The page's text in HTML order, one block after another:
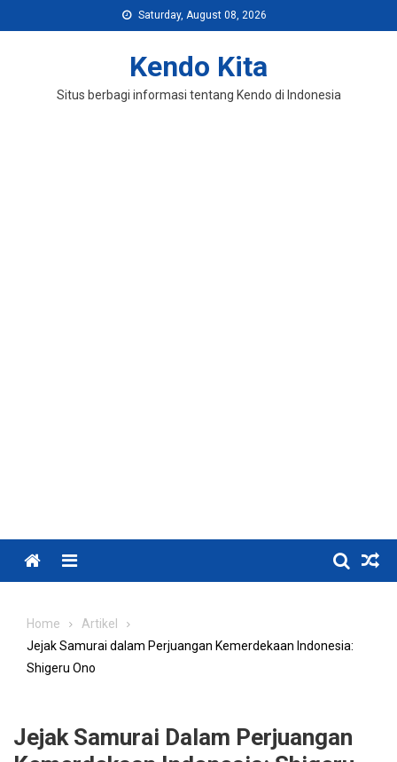
to
Saturday, August 08, 2026
Kendo Kita
Situs berbagi informasi tentang Kendo di Indonesia
Menu
Home
Artikel
Jejak Samurai dalam Perjuangan Kemerdekaan Indonesia:
Shigeru Ono
Jejak Samurai Dalam Perjuangan